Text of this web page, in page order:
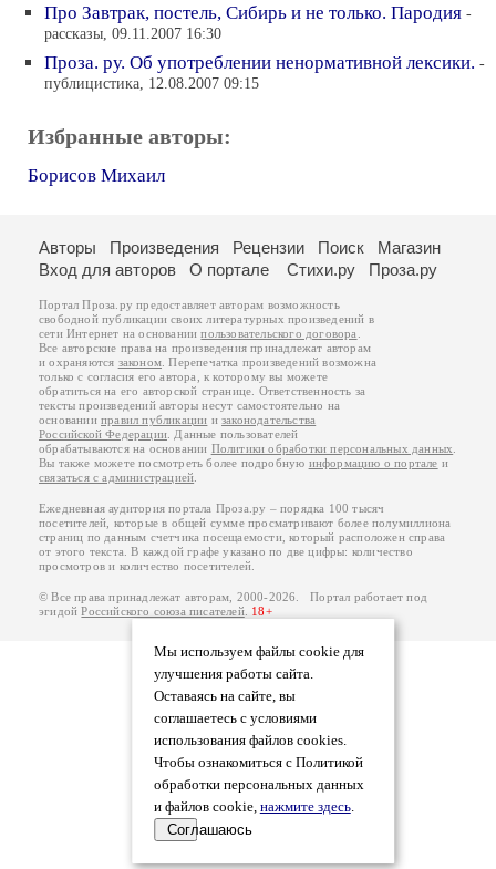
Про Завтрак, постель, Сибирь и не только. Пародия -
рассказы, 09.11.2007 16:30
Проза. ру. Об употреблении ненормативной лексики. -
публицистика, 12.08.2007 09:15
Избранные авторы:
Борисов Михаил
Мы используем файлы cookie для
улучшения работы сайта.
Оставаясь на сайте, вы
соглашаетесь с условиями
использования файлов cookies.
Чтобы ознакомиться с Политикой
обработки персональных данных
и файлов cookie, нажмите здесь.
Соглашаюсь
Авторы Произведения Рецензии Поиск
Магазин
Вход для авторов
О портале Стихи.ру Проза.ру
Портал Проза.ру предоставляет авторам возможность
свободной публикации своих литературных произведений в
сети Интернет на основаниипользовательского договора
Все авторские права на произведения принадлежат авторам
и охраняются законом . Перепечатка произведений возможна
только с согласия его автора, к которому вы можете
обратиться на его авторской странице. Ответственность за
тексты произведений авторы несут самостоятельно на
основанииправил публикации изаконодательства
Российской Федерации . Данные пользователей
обрабатываются на основании Политики обработки персональных данных
Вы также можете посмотреть более подробную информацию о портале и
связаться с администрацией
Ежедневная аудитория портала Проза.ру – порядка 100 тысяч
посетителей, которые в общей сумме просматривают более полумиллиона
страниц по данным счетчика посещаемости, который расположен справа
от этого текста. В каждой графе указано по две цифры: количество
просмотров и количество посетителей.
© Все права принадлежат авторам, 2000-2026. Портал работает под
эгидойРоссийского союза писателей. 18+